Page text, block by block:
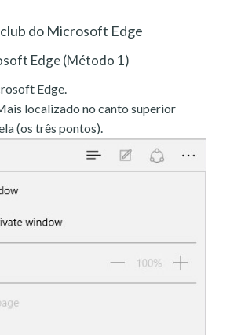
do Microsoft Edge
Edge (Método 1)
Edge.
localizado no canto superior
(os três pontos).